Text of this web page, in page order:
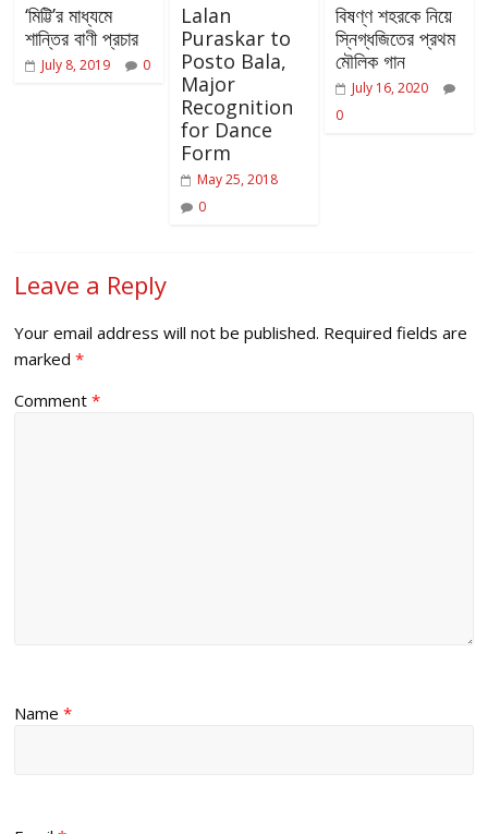
‘মিট্টি’র মাধ্যমে
শান্তির বাণী প্রচার
July 8, 2019 0
Lalan
Puraskar to
Posto Bala,
Major
Recognition
for Dance
Form
May 25, 2018
0
বিষণ্ণ শহরকে নিয়ে
স্নিগ্ধজিতের প্রথম
মৌলিক গান
July 16, 2020
0
Leave a Reply
Your email address will not be published. Required fields are
marked*
Comment*
Name*